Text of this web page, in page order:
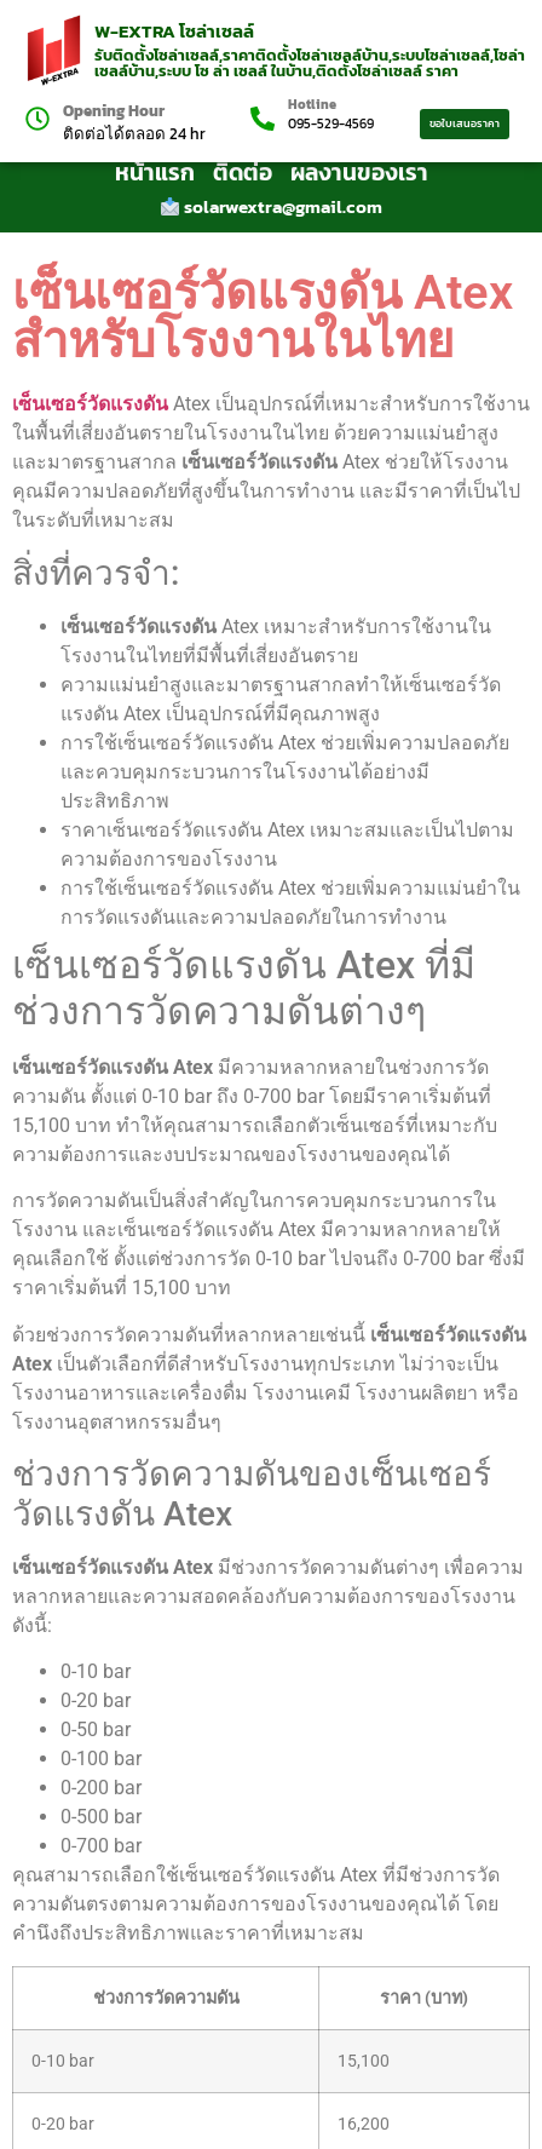
W-EXTRA โซล่าเซลล์
รับติดตั้งโซล่าเซลล์,ราคาติดตั้งโซล่าเซลล์บ้าน,ระบบโซล่าเซลล์,โซล่า
เซลล์บ้าน,ระบบ โซ ล่า เซลล์ ในบ้าน,ติดตั้งโซล่าเซลล์ ราคา
Opening Hour
ติดต่อได้ตลอด 24 hr
Hotline
095-529-4569
ขอใบเสนอราคา
หน้าแรก ติดต่อ ผลงานของเรา
solarwextra@gmail.com
เซ็นเซอร์วัดแรงดัน Atex
สำหรับโรงงานในไทย
เซ็นเซอร์วัดแรงดันAtex เป็นอุปกรณ์ที่เหมาะสำหรับการใช้งาน
ในพื้นที่เสี่ยงอันตรายในโรงงานในไทย ด้วยความแม่นยำสูง
และมาตรฐานสากล เซ็นเซอร์วัดแรงดัน Atex ช่วยให้โรงงาน
คุณมีความปลอดภัยที่สูงขึ้นในการทำงาน และมีราคาที่เป็นไป
ในระดับที่เหมาะสม
สิ่งที่ควรจำ:
เซ็นเซอร์วัดแรงดัน Atex เหมาะสำหรับการใช้งานใน
โรงงานในไทยที่มีพื้นที่เสี่ยงอันตราย
ความแม่นยำสูงและมาตรฐานสากลทำให้เซ็นเซอร์วัด
แรงดัน Atex เป็นอุปกรณ์ที่มีคุณภาพสูง
การใช้เซ็นเซอร์วัดแรงดัน Atex ช่วยเพิ่มความปลอดภัย
และควบคุมกระบวนการในโรงงานได้อย่างมี
ประสิทธิภาพ
ราคาเซ็นเซอร์วัดแรงดัน Atex เหมาะสมและเป็นไปตาม
ความต้องการของโรงงาน
การใช้เซ็นเซอร์วัดแรงดัน Atex ช่วยเพิ่มความแม่นยำใน
การวัดแรงดันและความปลอดภัยในการทำงาน
เซ็นเซอร์วัดแรงดัน Atex ที่มี
ช่วงการวัดความดันต่างๆ
เซ็นเซอร์วัดแรงดัน Atex มีความหลากหลายในช่วงการวัด
ความดัน ตั้งแต่ 0-10 bar ถึง 0-700 bar โดยมีราคาเริ่มต้นที่
15,100 บาท ทำให้คุณสามารถเลือกตัวเซ็นเซอร์ที่เหมาะกับ
ความต้องการและงบประมาณของโรงงานของคุณได้
การวัดความดันเป็นสิ่งสำคัญในการควบคุมกระบวนการใน
โรงงาน และเซ็นเซอร์วัดแรงดัน Atex มีความหลากหลายให้
คุณเลือกใช้ ตั้งแต่ช่วงการวัด 0-10 bar ไปจนถึง 0-700 bar ซึ่งมี
ราคาเริ่มต้นที่ 15,100 บาท
ด้วยช่วงการวัดความดันที่หลากหลายเช่นนี้ เซ็นเซอร์วัดแรงดัน
Atex เป็นตัวเลือกที่ดีสำหรับโรงงานทุกประเภท ไม่ว่าจะเป็น
โรงงานอาหารและเครื่องดื่ม โรงงานเคมี โรงงานผลิตยา หรือ
โรงงานอุตสาหกรรมอื่นๆ
ช่วงการวัดความดันของเซ็นเซอร์
วัดแรงดัน Atex
เซ็นเซอร์วัดแรงดัน Atex มีช่วงการวัดความดันต่างๆ เพื่อความ
หลากหลายและความสอดคล้องกับความต้องการของโรงงาน
ดังนี้:
0-10 bar
0-20 bar
0-50 bar
0-100 bar
0-200 bar
0-500 bar
0-700 bar
คุณสามารถเลือกใช้เซ็นเซอร์วัดแรงดัน Atex ที่มีช่วงการวัด
ความดันตรงตามความต้องการของโรงงานของคุณได้ โดย
คำนึงถึงประสิทธิภาพและราคาที่เหมาะสม
ช่วงการวัดความดัน ราคา (บาท)
0-10 bar 15,100
0-20 bar 16,200